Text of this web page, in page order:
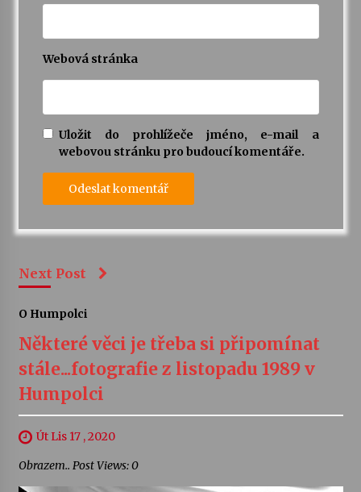
Webová stránka
Uložit do prohlížeče jméno, e-mail a
webovou stránku pro budoucí komentáře.
Next Post
O Humpolci
Některé věci je třeba si připomínat
stále...fotografie z listopadu 1989 v
Humpolci
Út Lis 17 , 2020
Obrazem.. Post Views: 0